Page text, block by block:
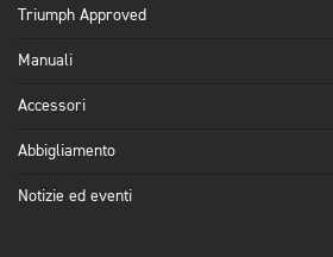
Triumph Approved
Manuali
Accessori
Abbigliamento
Notizie ed eventi